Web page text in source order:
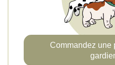
Commandez une